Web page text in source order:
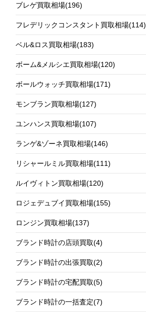
ブレゲ買取相場(196)
フレデリックコンスタント買取相場(114)
ベル&ロス買取相場(183)
ボーム&メルシエ買取相場(120)
ボールウォッチ買取相場(171)
モンブラン買取相場(127)
ユンハンス買取相場(107)
ランゲ&ゾーネ買取相場(146)
リシャールミル買取相場(111)
ルイヴィトン買取相場(120)
ロジェデュブイ買取相場(155)
ロンジン買取相場(137)
ブランド時計の店頭買取(4)
ブランド時計の出張買取(2)
ブランド時計の宅配買取(5)
ブランド時計の一括査定(7)